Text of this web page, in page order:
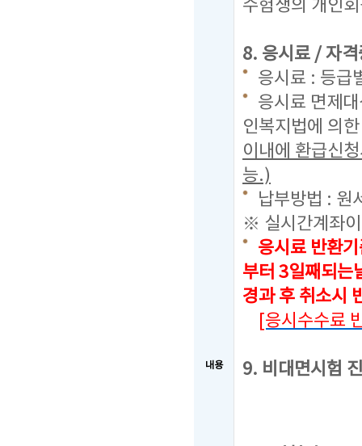
내용
수험생의 개인
8. 응시료 / 자
응시료 : 등급
응시료 면제
인복지법에 의
이내에 환급신
능.)
납부방법 : 원
※ 실시간계좌
응시료 반환
부터 3일째되는
경과 후 취소시
[응시수수료
9. 비대면시험